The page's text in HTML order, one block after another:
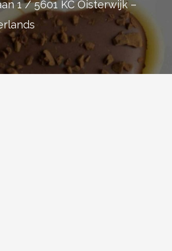
1 / 5601 KC Oisterwijk –